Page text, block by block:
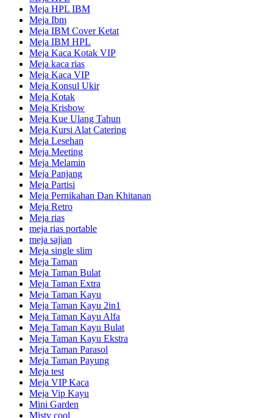
Meja HPL IBM
Meja Ibm
Meja IBM Cover Ketat
Meja IBM HPL
Meja Kaca Kotak VIP
Meja kaca rias
Meja Kaca VIP
Meja Konsul Ukir
Meja Kotak
Meja Krisbow
Meja Kue Ulang Tahun
Meja Kursi Alat Catering
Meja Lesehan
Meja Meeting
Meja Melamin
Meja Panjang
Meja Partisi
Meja Pernikahan Dan Khitanan
Meja Retro
Meja rias
meja rias portable
meja sajian
Meja single slim
Meja Taman
Meja Taman Bulat
Meja Taman Extra
Meja Taman Kayu
Meja Taman Kayu 2in1
Meja Taman Kayu Alfa
Meja Taman Kayu Bulat
Meja Taman Kayu Ekstra
Meja Taman Parasol
Meja Taman Payung
Meja test
Meja VIP Kaca
Meja Vip Kayu
Mini Garden
Misty cool